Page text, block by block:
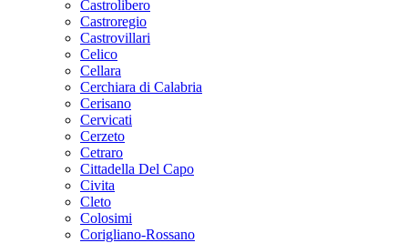
Castrolibero
Castroregio
Castrovillari
Celico
Cellara
Cerchiara di Calabria
Cerisano
Cervicati
Cerzeto
Cetraro
Cittadella Del Capo
Civita
Cleto
Colosimi
Corigliano-Rossano